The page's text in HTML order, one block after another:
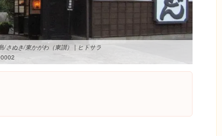
/さぬき/東かがわ（東讃） | ヒトサラ